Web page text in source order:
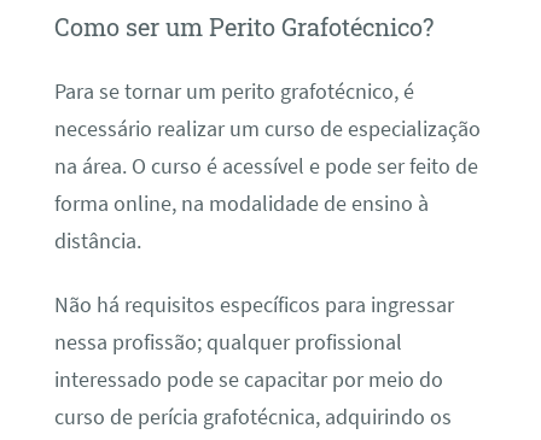
Como ser um Perito Grafotécnico?
Para se tornar um perito grafotécnico, é
necessário realizar um curso de especialização
na área. O curso é acessível e pode ser feito de
forma online, na modalidade de ensino à
distância.
Não há requisitos específicos para ingressar
nessa profissão; qualquer profissional
interessado pode se capacitar por meio do
curso de perícia grafotécnica, adquirindo os